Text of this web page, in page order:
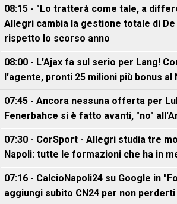
08:15 - "Lo tratterà come tale, a
Allegri cambia la gestione totale di
rispetto lo scorso anno
08:00 - L'Ajax fa sul serio per Lang!
l'agente, pronti 25 milioni più bonus al
07:45 - Ancora nessuna offerta per
Fenerbahce si è fatto avanti, "no"
07:30 - CorSport - Allegri studia tre
Napoli: tutte le formazioni che ha in
07:16 - CalcioNapoli24 su Google in
aggiungi subito CN24 per non